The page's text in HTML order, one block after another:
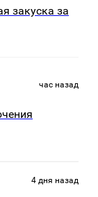
закуска за
час назад
4 дня назад